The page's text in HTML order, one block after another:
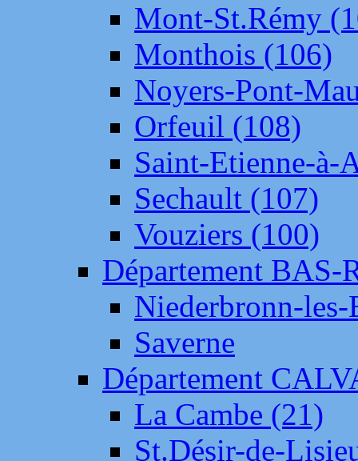
Mont-St.Rémy
Monthois (106)
Noyers-Pont-
Orfeuil (108)
Saint-Etienne-à-
Sechault (107)
Vouziers (100)
Département BAS-
Niederbronn-
Saverne
Département
La Cambe (21)
St.Désir-de-